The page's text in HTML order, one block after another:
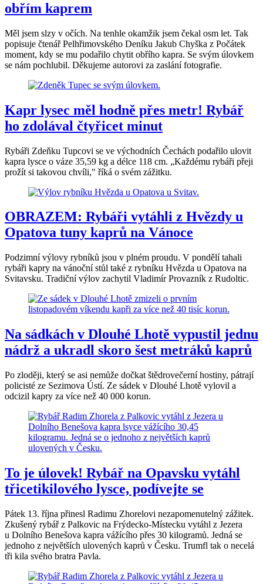
obřím kaprem
Měl jsem slzy v očích. Na tenhle okamžik jsem čekal osm let. Tak
popisuje čtenář Pelhřimovského Deníku Jakub Chyška z Počátek
moment, kdy se mu podařilo chytit obřího kapra. Se svým úlovkem
se nám pochlubil. Děkujeme autorovi za zaslání fotografie.
Kapr lysec měl hodně přes metr! Rybář
ho zdolával čtyřicet minut
Rybáři Zdeňku Tupcovi se ve východních Čechách podařilo ulovit
kapra lysce o váze 35,59 kg a délce 118 cm. „Každému rybáři přeji
prožít si takovou chvíli," říká o svém zážitku.
OBRAZEM: Rybáři vytáhli z Hvězdy u
Opatova tuny kaprů na Vánoce
Podzimní výlovy rybníků jsou v plném proudu. V pondělí tahali
rybáři kapry na vánoční stůl také z rybníku Hvězda u Opatova na
Svitavsku. Tradiční výlov zachytil Vladimír Provazník z Rudoltic.
Na sádkách v Dlouhé Lhotě vypustil jednu
nádrž a ukradl skoro šest metráků kaprů
Po zloději, který se asi nemůže dočkat štědrovečerní hostiny, pátrají
policisté ze Sezimova Ústí. Ze sádek v Dlouhé Lhotě vylovil a
odcizil kapry za více než 40 000 korun.
To je úlovek! Rybář na Opavsku vytáhl
třicetikilového lysce, podívejte se
Pátek 13. října přinesl Radimu Zhorelovi nezapomenutelný zážitek.
Zkušený rybář z Palkovic na Frýdecko-Místecku vytáhl z Jezera
u Dolního Benešova kapra vážícího přes 30 kilogramů. Jedná se
jednoho z největších ulovených kaprů v Česku. Trumfl tak o necelá
tři kila svého bratra Pavla.